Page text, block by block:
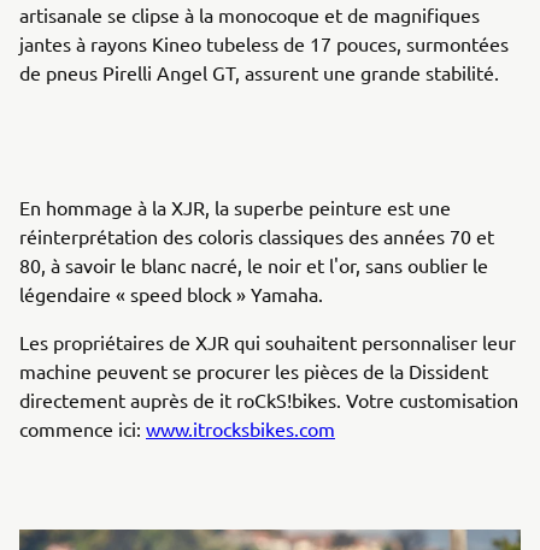
artisanale se clipse à la monocoque et de magnifiques
jantes à rayons Kineo tubeless de 17 pouces, surmontées
de pneus Pirelli Angel GT, assurent une grande stabilité.
En hommage à la XJR, la superbe peinture est une
réinterprétation des coloris classiques des années 70 et
80, à savoir le blanc nacré, le noir et l'or, sans oublier le
légendaire « speed block » Yamaha.
Les propriétaires de XJR qui souhaitent personnaliser leur
machine peuvent se procurer les pièces de la Dissident
directement auprès de it roCkS!bikes. Votre customisation
commence ici: www.itrocksbikes.com